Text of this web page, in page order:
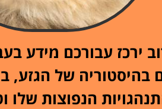
ירכז עבורכם מידע
בהיסטוריה של הגזע,
הנפוצות שלו